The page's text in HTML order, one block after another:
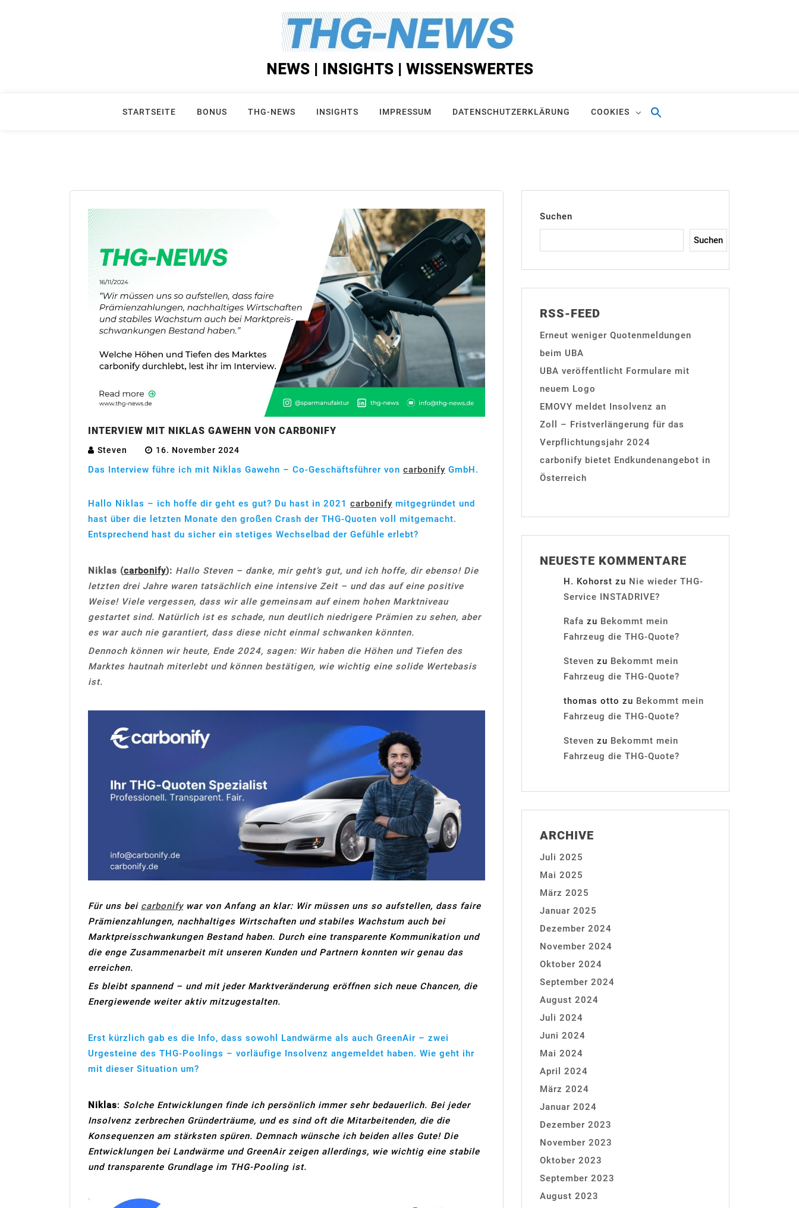
NEWS | INSIGHTS | WISSENSWERTES
STARTSEITE BONUS THG-NEWS INSIGHTS IMPRESSUM DATENSCHUTZERKLÄRUNG COOKIES
INTERVIEW MIT NIKLAS GAWEHN VON CARBONIFY
Steven 16. November 2024
Das Interview führe ich mit Niklas Gawehn – Co-Geschäftsführer von carbonify GmbH.
Hallo Niklas – ich hoffe dir geht es gut? Du hast in 2021 carbonify mitgegründet und
hast über die letzten Monate den großen Crash der THG-Quoten voll mitgemacht.
Entsprechend hast du sicher ein stetiges Wechselbad der Gefühle erlebt?
Niklas (carbonify): Hallo Steven – danke, mir geht’s gut, und ich hoffe, dir ebenso! Die
letzten drei Jahre waren tatsächlich eine intensive Zeit – und das auf eine positive
Weise! Viele vergessen, dass wir alle gemeinsam auf einem hohen Marktniveau
gestartet sind. Natürlich ist es schade, nun deutlich niedrigere Prämien zu sehen, aber
es war auch nie garantiert, dass diese nicht einmal schwanken könnten.
Dennoch können wir heute, Ende 2024, sagen: Wir haben die Höhen und Tiefen des
Marktes hautnah miterlebt und können bestätigen, wie wichtig eine solide Wertebasis
ist.
Für uns bei carbonify war von Anfang an klar: Wir müssen uns so aufstellen, dass faire
Prämienzahlungen, nachhaltiges Wirtschaften und stabiles Wachstum auch bei
Marktpreisschwankungen Bestand haben. Durch eine transparente Kommunikation und
die enge Zusammenarbeit mit unseren Kunden und Partnern konnten wir genau das
erreichen.
Es bleibt spannend – und mit jeder Marktveränderung eröffnen sich neue Chancen, die
Energiewende weiter aktiv mitzugestalten.
Erst kürzlich gab es die Info, dass sowohl Landwärme als auch GreenAir – zwei
Urgesteine des THG-Poolings – vorläufige Insolvenz angemeldet haben. Wie geht ihr
mit dieser Situation um?
Niklas: Solche Entwicklungen finde ich persönlich immer sehr bedauerlich. Bei jeder
Insolvenz zerbrechen Gründerträume, und es sind oft die Mitarbeitenden, die die
Konsequenzen am stärksten spüren. Demnach wünsche ich beiden alles Gute! Die
Entwicklungen bei Landwärme und GreenAir zeigen allerdings, wie wichtig eine stabile
und transparente Grundlage im THG-Pooling ist.
Suchen
Suchen
RSS-FEED
Erneut weniger Quotenmeldungen
beim UBA
UBA veröffentlicht Formulare mit
neuem Logo
EMOVY meldet Insolvenz an
Zoll – Fristverlängerung für das
Verpflichtungsjahr 2024
carbonify bietet Endkundenangebot in
Österreich
NEUESTE KOMMENTARE
H. Kohorst zu Nie wieder THG-
Service INSTADRIVE?
Rafa zu Bekommt mein
Fahrzeug die THG-Quote?
Steven zu Bekommt mein
Fahrzeug die THG-Quote?
thomas otto zu Bekommt mein
Fahrzeug die THG-Quote?
Steven zu Bekommt mein
Fahrzeug die THG-Quote?
ARCHIVE
Juli 2025
Mai 2025
März 2025
Januar 2025
Dezember 2024
November 2024
Oktober 2024
September 2024
August 2024
Juli 2024
Juni 2024
Mai 2024
April 2024
März 2024
Januar 2024
Dezember 2023
November 2023
Oktober 2023
September 2023
August 2023